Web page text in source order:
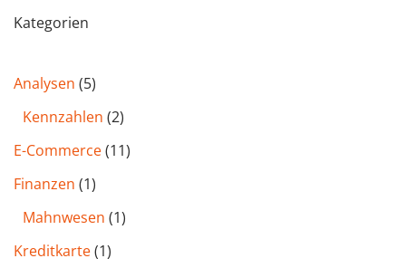
Kategorien
Analysen (5)
Kennzahlen (2)
E-Commerce(11)
Finanzen (1)
Mahnwesen (1)
Kreditkarte(1)